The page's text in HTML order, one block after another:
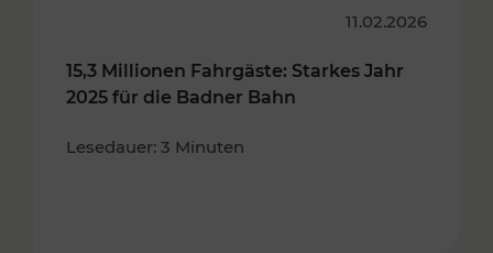
11.02.2026
15,3 Millionen Fahrgäste: Starkes Jahr
2025 für die Badner Bahn
Lesedauer: 3 Minuten